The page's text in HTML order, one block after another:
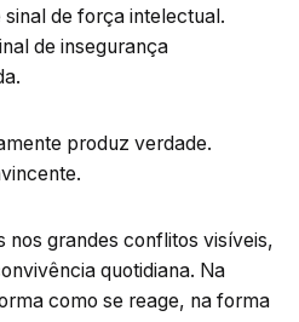
de força intelectual.
de insegurança
produz verdade.
nos grandes conflitos visíveis,
quotidiana. Na
como se reage, na forma